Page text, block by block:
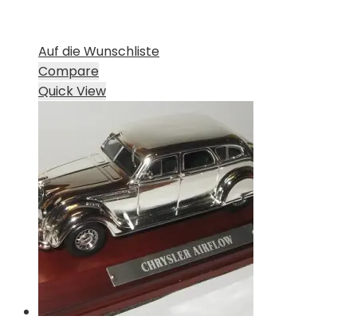
Auf die Wunschliste
Compare
Quick View